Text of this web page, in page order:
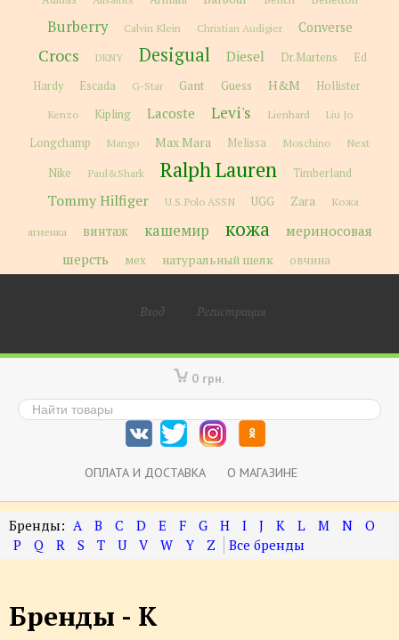
Burberry Calvin Klein Christian Audigier Converse
Crocs DKNY Desigual Diesel Dr.Martens
Ed
Hardy
Escada G-Star Gant Guess H&M Hollister
Kenzo Kipling Lacoste Levi's Lienhard Liu Jo
Longchamp Mango Max Mara Melissa Moschino
Next
Nike
Paul&Shark Ralph Lauren Timberland
Tommy Hilfiger U.S.Polo ASSN UGG Zara
Кожа
ягненка
винтаж кашемир кожа
мериносовая
шерсть
мех натуральный шелк овчина
Вход Регистрация
0 грн.
ОПЛАТА И ДОСТАВКА О МАГАЗИНЕ
A B C D E F G H I J K L M N
O
P
Q R S T U V W Y Z
Бренды - K